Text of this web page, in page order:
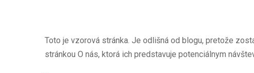
Toto je vzorová stránka. Je odlišná od blogu, pretože
stránkou O nás, ktorá ich predstavuje potenciálnym